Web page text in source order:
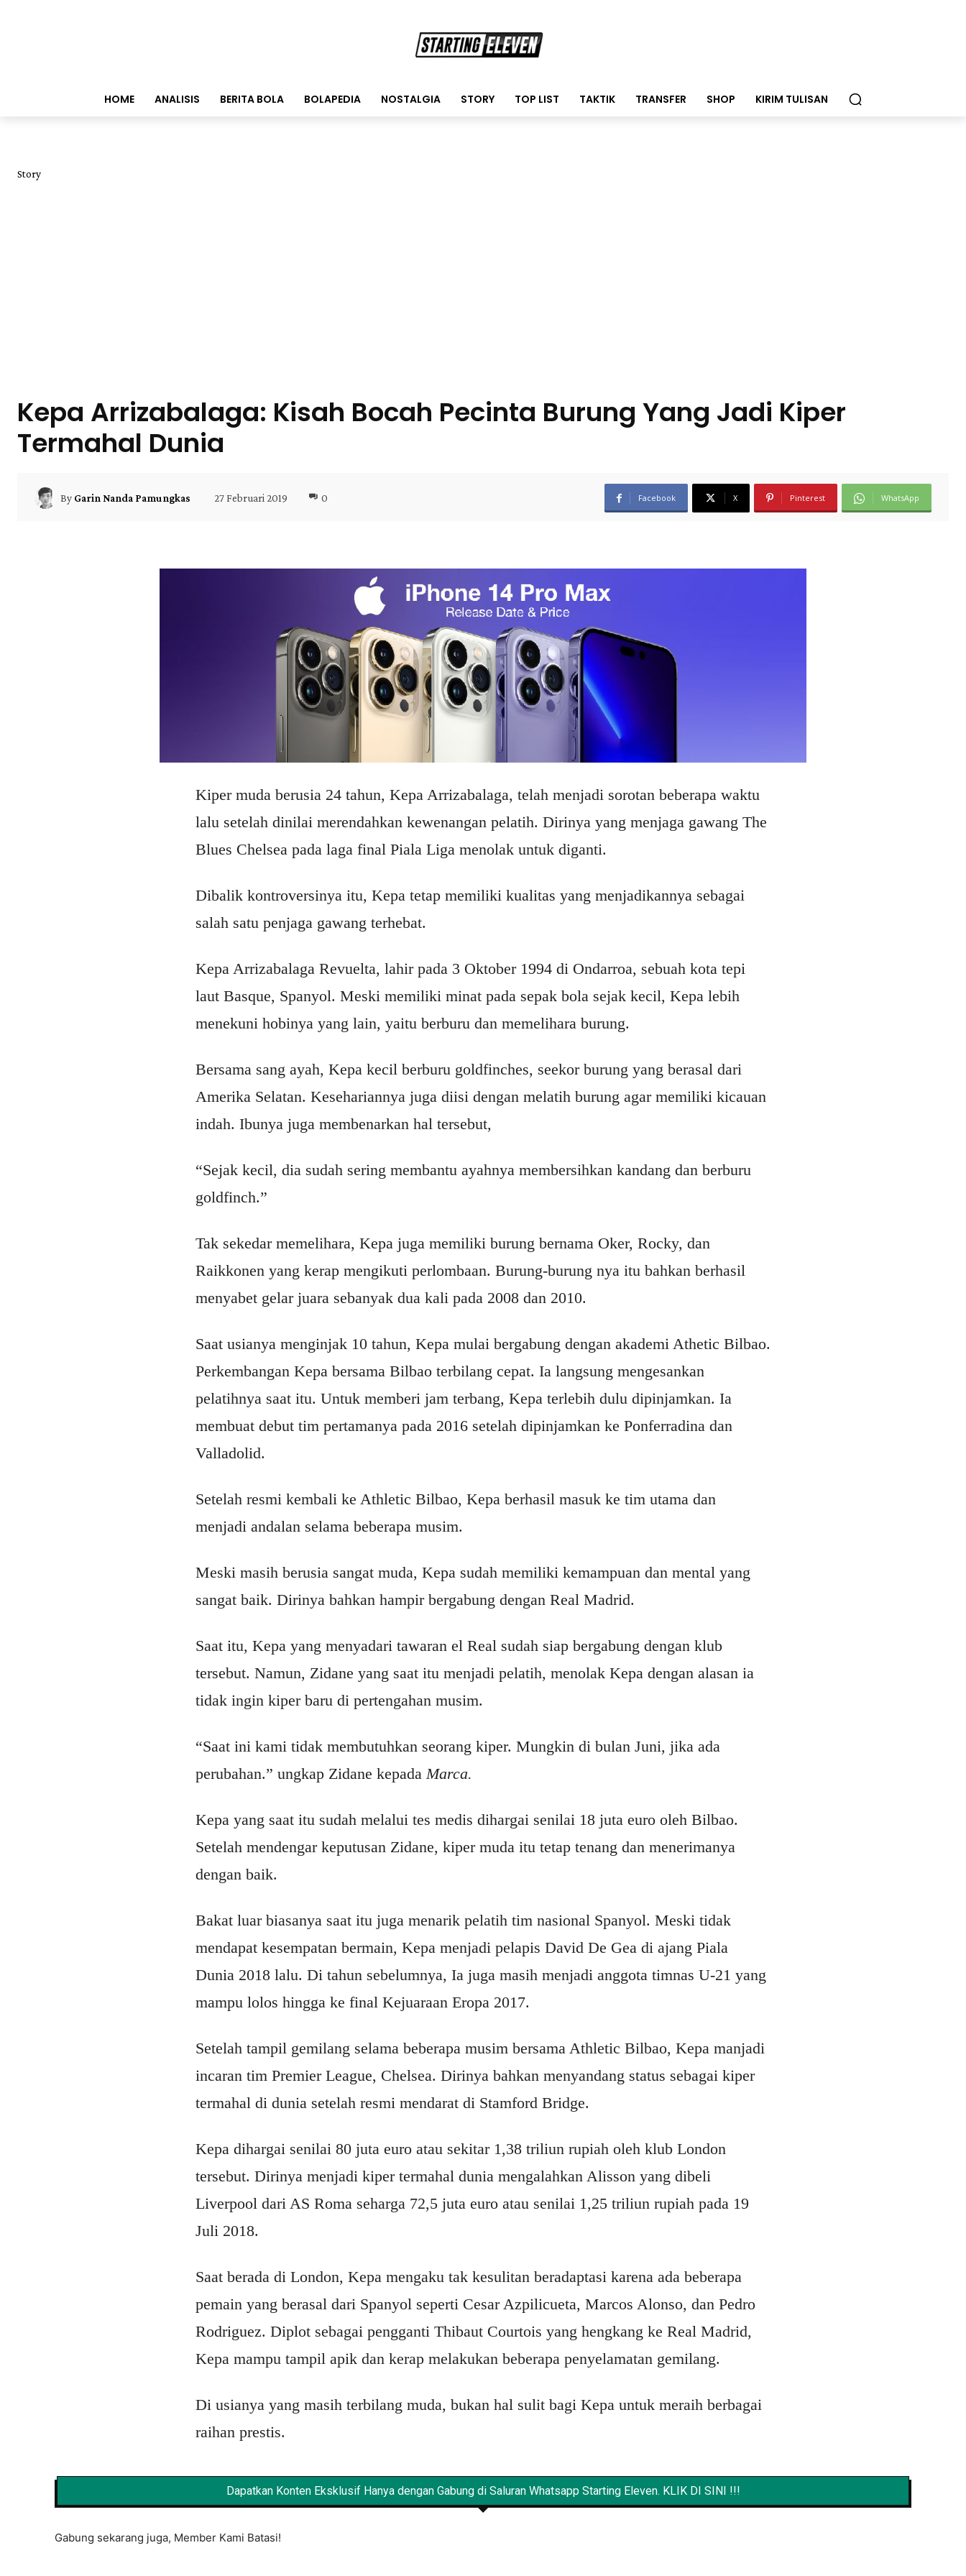
HOME ANALISIS BERITA BOLA BOLAPEDIA NOSTALGIA STORY TOP LIST TAKTIK TRANSFER SHOP KIRIM TULISAN
Story
Kepa Arrizabalaga: Kisah Bocah Pecinta Burung Yang Jadi Kiper
Termahal Dunia
By Garin Nanda Pamungkas 27 Februari 2019 0 Facebook X Pinterest WhatsApp
Kiper muda berusia 24 tahun, Kepa Arrizabalaga, telah menjadi sorotan beberapa waktu
lalu setelah dinilai merendahkan kewenangan pelatih. Dirinya yang menjaga gawang The
Blues Chelsea pada laga final Piala Liga menolak untuk diganti.
Dibalik kontroversinya itu, Kepa tetap memiliki kualitas yang menjadikannya sebagai
salah satu penjaga gawang terhebat.
Kepa Arrizabalaga Revuelta, lahir pada 3 Oktober 1994 di Ondarroa, sebuah kota tepi
laut Basque, Spanyol. Meski memiliki minat pada sepak bola sejak kecil, Kepa lebih
menekuni hobinya yang lain, yaitu berburu dan memelihara burung.
Bersama sang ayah, Kepa kecil berburu goldfinches, seekor burung yang berasal dari
Amerika Selatan. Kesehariannya juga diisi dengan melatih burung agar memiliki kicauan
indah. Ibunya juga membenarkan hal tersebut,
“Sejak kecil, dia sudah sering membantu ayahnya membersihkan kandang dan berburu
goldfinch.”
Tak sekedar memelihara, Kepa juga memiliki burung bernama Oker, Rocky, dan
Raikkonen yang kerap mengikuti perlombaan. Burung-burung nya itu bahkan berhasil
menyabet gelar juara sebanyak dua kali pada 2008 dan 2010.
Saat usianya menginjak 10 tahun, Kepa mulai bergabung dengan akademi Athetic Bilbao.
Perkembangan Kepa bersama Bilbao terbilang cepat. Ia langsung mengesankan
pelatihnya saat itu. Untuk memberi jam terbang, Kepa terlebih dulu dipinjamkan. Ia
membuat debut tim pertamanya pada 2016 setelah dipinjamkan ke Ponferradina dan
Valladolid.
Setelah resmi kembali ke Athletic Bilbao, Kepa berhasil masuk ke tim utama dan
menjadi andalan selama beberapa musim.
Meski masih berusia sangat muda, Kepa sudah memiliki kemampuan dan mental yang
sangat baik. Dirinya bahkan hampir bergabung dengan Real Madrid.
Saat itu, Kepa yang menyadari tawaran el Real sudah siap bergabung dengan klub
tersebut. Namun, Zidane yang saat itu menjadi pelatih, menolak Kepa dengan alasan ia
tidak ingin kiper baru di pertengahan musim.
“Saat ini kami tidak membutuhkan seorang kiper. Mungkin di bulan Juni, jika ada
perubahan.” ungkap Zidane kepadaMarca.
Kepa yang saat itu sudah melalui tes medis dihargai senilai 18 juta euro oleh Bilbao.
Setelah mendengar keputusan Zidane, kiper muda itu tetap tenang dan menerimanya
dengan baik.
Bakat luar biasanya saat itu juga menarik pelatih tim nasional Spanyol. Meski tidak
mendapat kesempatan bermain, Kepa menjadi pelapis David De Gea di ajang Piala
Dunia 2018 lalu. Di tahun sebelumnya, Ia juga masih menjadi anggota timnas U-21 yang
mampu lolos hingga ke final Kejuaraan Eropa 2017.
Setelah tampil gemilang selama beberapa musim bersama Athletic Bilbao, Kepa manjadi
incaran tim Premier League, Chelsea. Dirinya bahkan menyandang status sebagai kiper
termahal di dunia setelah resmi mendarat di Stamford Bridge.
Kepa dihargai senilai 80 juta euro atau sekitar 1,38 triliun rupiah oleh klub London
tersebut. Dirinya menjadi kiper termahal dunia mengalahkan Alisson yang dibeli
Liverpool dari AS Roma seharga 72,5 juta euro atau senilai 1,25 triliun rupiah pada 19
Juli 2018.
Saat berada di London, Kepa mengaku tak kesulitan beradaptasi karena ada beberapa
pemain yang berasal dari Spanyol seperti Cesar Azpilicueta, Marcos Alonso, dan Pedro
Rodriguez. Diplot sebagai pengganti Thibaut Courtois yang hengkang ke Real Madrid,
Kepa mampu tampil apik dan kerap melakukan beberapa penyelamatan gemilang.
Di usianya yang masih terbilang muda, bukan hal sulit bagi Kepa untuk meraih berbagai
raihan prestis.
Dapatkan Konten Eksklusif Hanya dengan Gabung di Saluran Whatsapp Starting Eleven. KLIK DI SINI !!!
Gabung sekarang juga, Member Kami Batasi!